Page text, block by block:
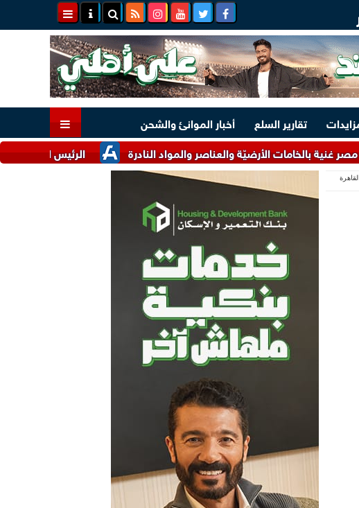
تقارير السلع
أخبار الموانئ والشحن
الرئيس السيسي وملك البحرين
الأرضيّة والعناصر والمواد النادرة